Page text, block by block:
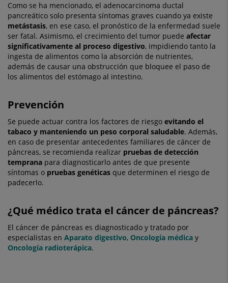
Como se ha mencionado, el adenocarcinoma ductal
pancreático solo presenta síntomas graves cuando ya existe
metástasis, en ese caso, el pronóstico de la enfermedad suele
ser fatal. Asimismo, el crecimiento del tumor puede afectar
significativamente al proceso digestivo, impidiendo tanto la
ingesta de alimentos como la absorción de nutrientes,
además de causar una obstrucción que bloquee el paso de
los alimentos del estómago al intestino.
Prevención
Se puede actuar contra los factores de riesgo evitando el
tabaco y manteniendo un peso corporal saludable. Además,
en caso de presentar antecedentes familiares de cáncer de
páncreas, se recomienda realizar pruebas de detección
temprana para diagnosticarlo antes de que presente
síntomas o pruebas genéticas que determinen el riesgo de
padecerlo.
¿Qué médico trata el cáncer de páncreas?
El cáncer de páncreas es diagnosticado y tratado por
especialistas en Aparato digestivo, Oncología médica y
Oncología radioterápica.